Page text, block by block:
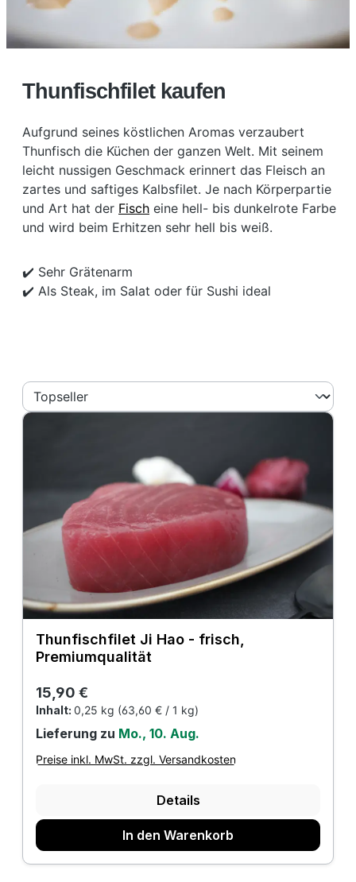
Thunfischfilet kaufen
Aufgrund seines köstlichen Aromas verzaubert
Thunfisch die Küchen der ganzen Welt. Mit seinem
leicht nussigen Geschmack erinnert das Fleisch an
zartes und saftiges Kalbsfilet. Je nach Körperpartie
und Art hat der Fisch eine hell- bis dunkelrote Farbe
und wird beim Erhitzen sehr hell bis weiß.
✔️ Sehr Grätenarm
✔️ Als Steak, im Salat oder für Sushi ideal
Thunfischfilet Ji Hao - frisch,
Premiumqualität
Regulärer Preis:
15,90 €
Inhalt: 0,25 kg (63,60 € / 1 kg)
Lieferung zu Mo., 10. Aug.
Preise inkl. MwSt. zzgl. Versandkosten
Details
In den Warenkorb